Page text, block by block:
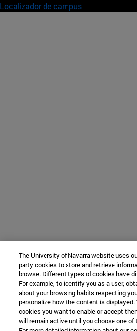
Localizador de campus
The University of Navarra website uses
party cookies to store and retrieve
browse. Different types of cookies have
For example, to identify you as a user,
about your browsing habits respecting
personalize how the content is
cookies you want to enable or accept
will remain active until you choose one of